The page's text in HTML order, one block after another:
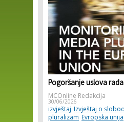
Pogoršanje uslova
MCOnline Redakcija
30/06/2026
izvještaj Izvještaj o
pluralizam Evropska unija